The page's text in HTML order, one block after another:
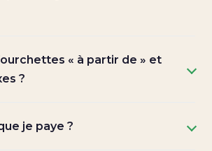
« à partir de » et
?
je paye ?